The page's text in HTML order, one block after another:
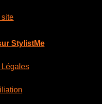
site
StylistMe
Légales